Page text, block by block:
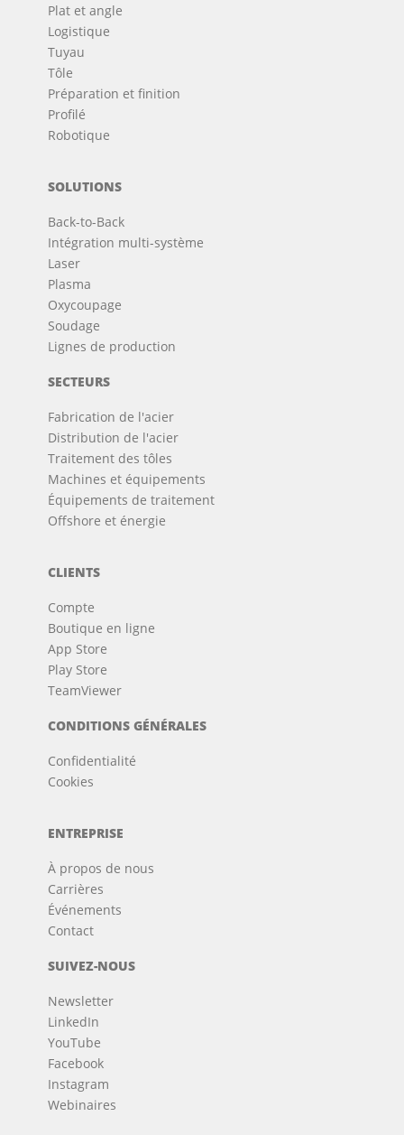
Plat et angle
Logistique
Tuyau
Tôle
Préparation et finition
Profilé
Robotique
SOLUTIONS
Back-to-Back
Intégration multi-système
Laser
Plasma
Oxycoupage
Soudage
Lignes de production
SECTEURS
Fabrication de l'acier
Distribution de l'acier
Traitement des tôles
Machines et équipements
Équipements de traitement
Offshore et énergie
CLIENTS
Compte
Boutique en ligne
App Store
Play Store
TeamViewer
CONDITIONS GÉNÉRALES
Confidentialité
Cookies
ENTREPRISE
À propos de nous
Carrières
Événements
Contact
SUIVEZ-NOUS
Newsletter
LinkedIn
YouTube
Facebook
Instagram
Webinaires